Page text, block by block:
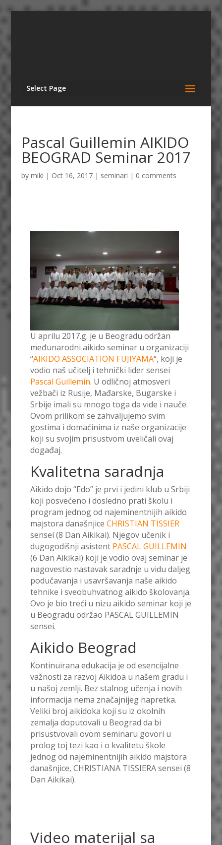
XXXXX
Select Page
Pascal Guillemin AIKIDO
BEOGRAD Seminar 2017
by miki | Oct 16, 2017| seminari | 0 comments
U aprilu 2017.g. je u Beogradu održan
međunarodni aikido seminar u organizaciji
“AIKIDO ASSOCIATION FUJIYAMA“, koji je
vodio naš učitelj i tehnički lider sensei
Pascal Guillemin. U odličnoj atmosveri
vežbači iz Rusije, Mađarske, Bugarske i
Srbije imali su mnogo toga da vide i nauče.
Ovom prilikom se zahvaljujemo svim
gostima i domaćinima iz naše organizacije
koji su svojim prisustvom uveličali ovaj
događaj.
Kvalitetna saradnja
Aikido dojo “Edo” je prvi i jedini klub u Srbiji
koji posvećeno i dosledno prati školu i
program jednog od najeminentnijih aikido
majstora današnjice CHRISTIAN TISSIER
sensei (8 Dan Aikikai). Njegov učenik i
dugogodišnji asistent PASCAL GUILLEMIN
(6 Dan Aikikai) koji je vodio ovaj seminar je
nagovestio nastavak saradnje u vidu daljeg
podučavanja i usavršavanja naše aikido
tehnike i sveobuhvatnog aikido školovanja.
Ovo je bio treći u nizu aikido seminar koji je
u Beogradu održao PASCAL GUILLEMIN
sensei.
Aikido Beograd
Kontinuirana edukacija je od esencijalne
važnosti za razvoj Aikidoa u našem gradu i
u našoj zemlji. Bez stalnog učenja i novih
informacija nema značajnijeg napretka.
Veliki broj aikidoka koji su iz okolnih
zemalja doputovali u Beograd da bi
prisustvovali ovom seminaru govori u
prolog toj tezi kao i o kvalitetu škole
jednog od najeminentnijih aikido majstora
današnjice, CHRISTIANATISSIERA sensei (8
Dan Aikikai).
Video materijal sa